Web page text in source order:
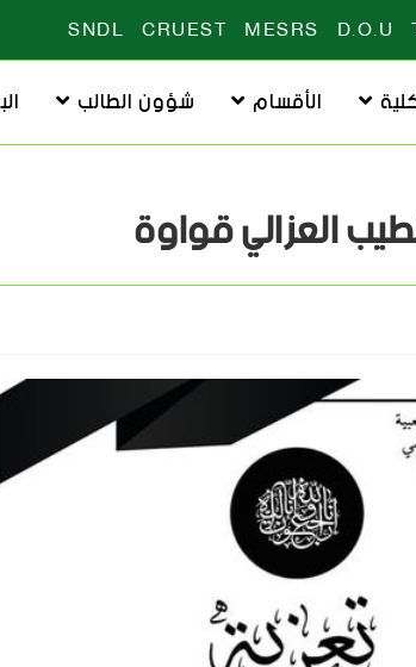
D.O.U
MESRS
CRUEST
SNDL
الأقسام شؤون الطالب
العزالي قواوة